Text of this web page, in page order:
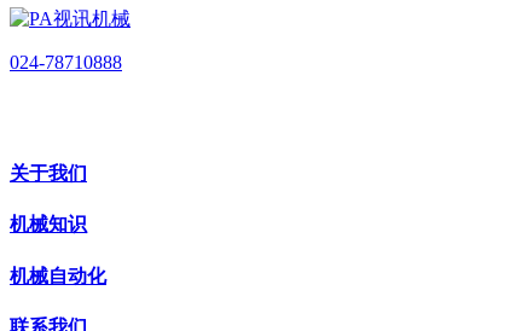
024-78710888
关于我们
机械知识
机械自动化
联系我们